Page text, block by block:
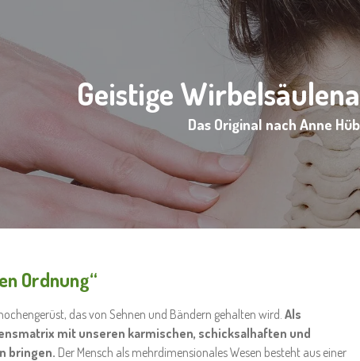
Geistige
Das Original nach Anne
Ordnung“
das von Sehnen und Bändern gehalten wird. Als
mit unseren karmischen, schicksalhaften und
bringen. Der Mensch als mehrdimensionales Wesen besteht aus einer